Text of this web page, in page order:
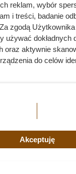
reklam, wybór
i treści, badanie
zgodą
używać dokładnych
oraz aktywnie
do celów
przycisk
dolnym rogu
prawo sprzeciwić
będą miały
Akceptuję